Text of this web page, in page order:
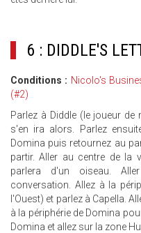
6 : DIDDLE'S
Conditions : Nicolo's
(#2)
Parlez à Diddle (le joueur
s'en ira alors. Parlez
Domina puis retournez au
partir. Aller au centre de la
parlera d'un oiseau.
conversation. Allez à la
l'Ouest) et parlez à Capella.
à la périphérie de Domina
Domina et allez sur la zone